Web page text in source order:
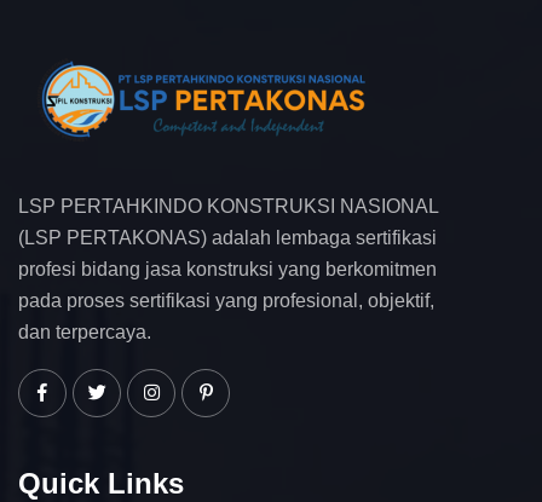
LSP PERTAHKINDO KONSTRUKSI NASIONAL
(LSP PERTAKONAS) adalah lembaga sertifikasi
profesi bidang jasa konstruksi yang berkomitmen
pada proses sertifikasi yang profesional, objektif,
dan terpercaya.
Quick Links